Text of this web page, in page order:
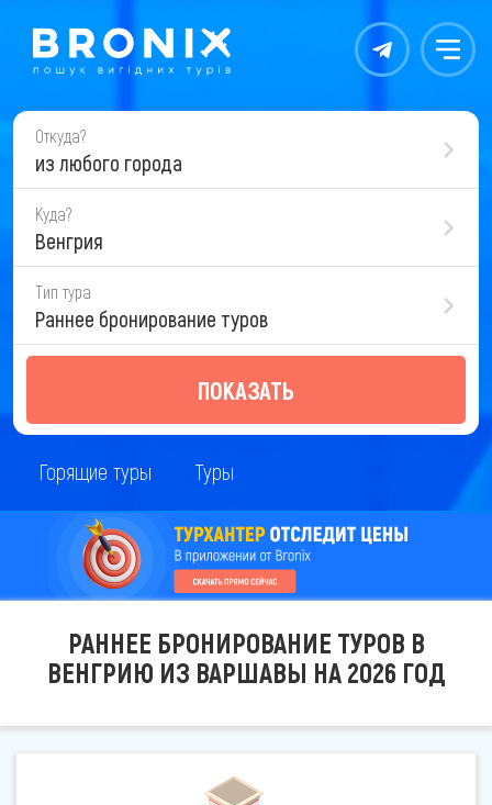
Контакты Меню
Откуда?
из любого города
Куда?
Венгрия
Тип тура
Раннее бронирование туров
ПОКАЗАТЬ
Горящие туры Туры
РАННЕЕ БРОНИРОВАНИЕ ТУРОВ В
ВЕНГРИЮ ИЗ ВАРШАВЫ НА 2026 ГОД